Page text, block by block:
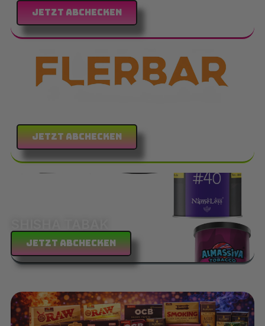
Jetzt abchecken
Jetzt abchecken
Jetzt abchecken